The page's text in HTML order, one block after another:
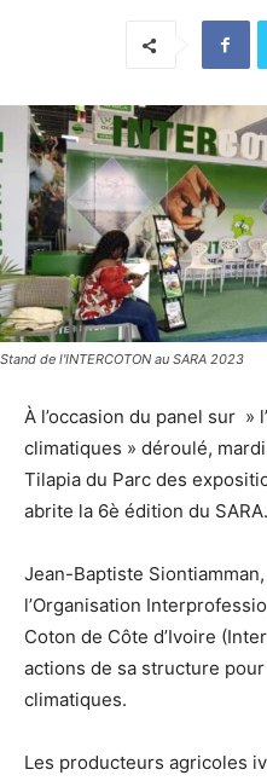
Stand de l'INTERCOTON au SARA 2023
À l’occasion du panel sur »
climatiques » déroulé,
Tilapia du Parc des
abrite la 6è édition du SARA.
Jean-Baptiste
l’Organisation
Coton de Côte d’Ivoire
actions de sa structure
climatiques.
Les producteurs agricoles